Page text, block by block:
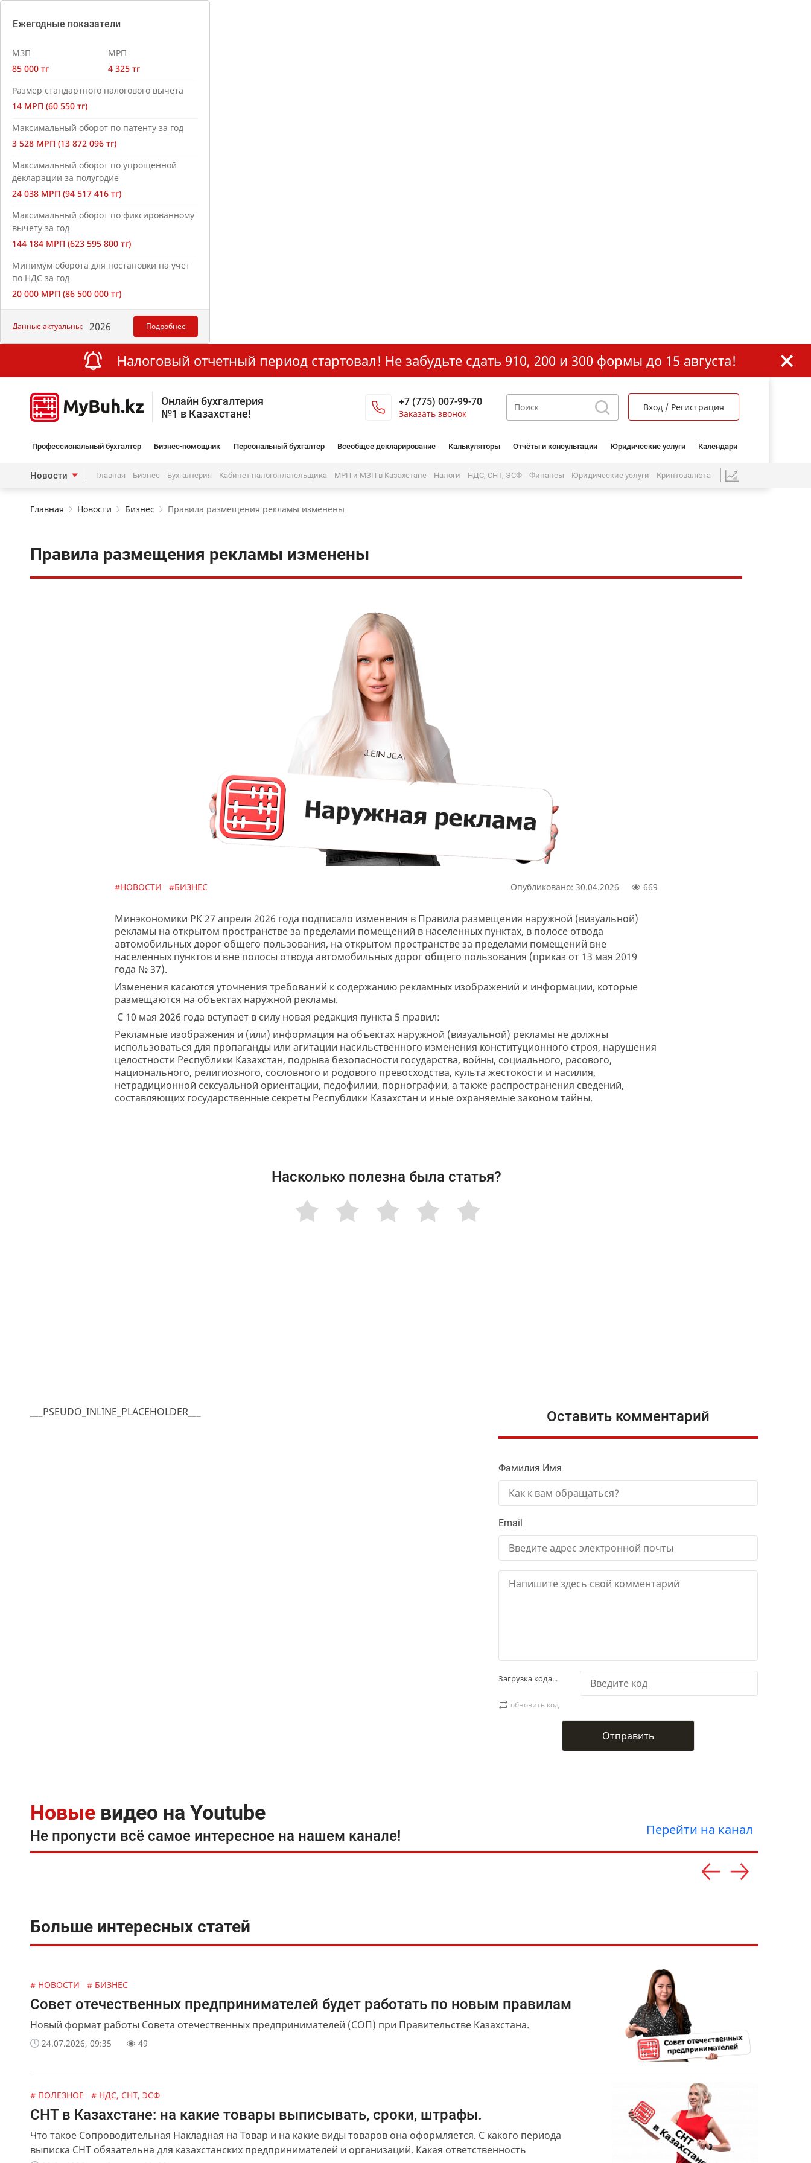
Ежегодные показатели
МЗП
85 000 тг
МРП
4 325 тг
Размер стандартного налогового вычета
14 МРП (60 550 тг)
Максимальный оборот по патенту за год
3 528 МРП (13 872 096 тг)
Максимальный оборот по упрощенной
декларации за полугодие
24 038 МРП (94 517 416 тг)
Максимальный оборот по фиксированному
вычету за год
144 184 МРП (623 595 800 тг)
Минимум оборота для постановки на учет
по НДС за год
20 000 МРП (86 500 000 тг)
Данные актуальны: 2026 Подробнее
Налоговый отчетный период стартовал! Не забудьте сдать 910, 200 и 300 формы до 15 августа!
Онлайн бухгалтерия
№1 в Казахстане!
+7 (775) 007-99-70
Заказать звонок
Вход / Регистрация
Профессиональный бухгалтер Бизнес-помощник Персональный бухгалтер Всеобщее декларирование Калькуляторы Отчёты и консультации Юридические услуги Календари
Новости Главная Бизнес Бухгалтерия Кабинет налогоплательщика МРП и МЗП в Казахстане Налоги НДС, СНТ, ЭСФ Финансы Юридические услуги Криптовалюта
Главная Новости Бизнес Правила размещения рекламы изменены
Правила размещения рекламы изменены
#НОВОСТИ #БИЗНЕС Опубликовано: 30.04.2026 669
Минэкономики РК 27 апреля 2026 года подписало изменения в Правила размещения наружной (визуальной)
рекламы на открытом пространстве за пределами помещений в населенных пунктах, в полосе отвода
автомобильных дорог общего пользования, на открытом пространстве за пределами помещений вне
населенных пунктов и вне полосы отвода автомобильных дорог общего пользования (приказ от 13 мая 2019
года № 37).
Изменения касаются уточнения требований к содержанию рекламных изображений и информации, которые
размещаются на объектах наружной рекламы.
С 10 мая 2026 года вступает в силу новая редакция пункта 5 правил:
Рекламные изображения и (или) информация на объектах наружной (визуальной) рекламы не должны
использоваться для пропаганды или агитации насильственного изменения конституционного строя, нарушения
целостности Республики Казахстан, подрыва безопасности государства, войны, социального, расового,
национального, религиозного, сословного и родового превосходства, культа жестокости и насилия,
нетрадиционной сексуальной ориентации, педофилии, порнографии, а также распространения сведений,
составляющих государственные секреты Республики Казахстан и иные охраняемые законом тайны.
Насколько полезна была статья?
___PSEUDO_INLINE_PLACEHOLDER___ Оставить комментарий
Фамилия Имя
Email
Загрузка кода...
обновить код
Новые видео на Youtube
Не пропусти всё самое интересное на нашем канале! Перейти на канал
Больше интересных статей
# НОВОСТИ # БИЗНЕС
Совет отечественных предпринимателей будет работать по новым правилам
Новый формат работы Совета отечественных предпринимателей (СОП) при Правительстве Казахстана.
24.07.2026, 09:35 49
# ПОЛЕЗНОЕ # НДС, СНТ, ЭСФ
СНТ в Казахстане: на какие товары выписывать, сроки, штрафы.
Что такое Сопроводительная Накладная на Товар и на какие виды товаров она оформляется. С какого периода
выписка СНТ обязательна для казахстанских предпринимателей и организаций. Какая ответственность